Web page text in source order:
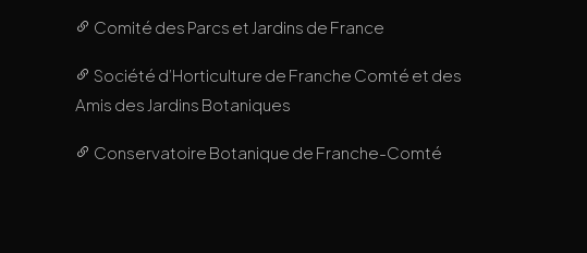
Comité des Parcs et Jardins de France
Société d’Horticulture de Franche Comté et des
Amis des Jardins Botaniques
Conservatoire Botanique de Franche-Comté